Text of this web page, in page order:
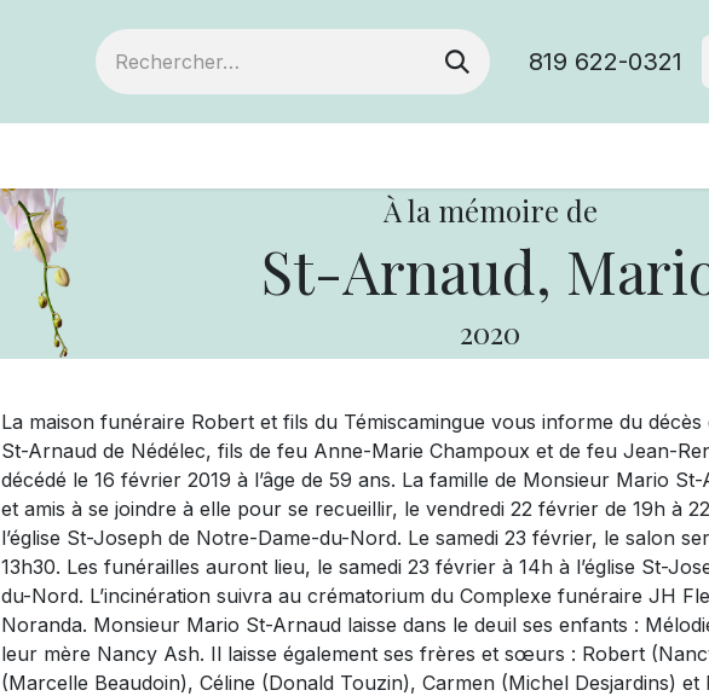
819 622-0321
À la mémoire de
St-Arnaud,
2020
La maison funéraire Robert et fils du Témiscamingue vous informe du
St-Arnaud de Nédélec, fils de feu Anne-Marie Champoux et de feu Jean-
décédé le 16 février 2019 à l’âge de 59 ans. La famille de Monsieur Mario
et amis à se joindre à elle pour se recueillir, le vendredi 22 février de 19h à
l’église St-Joseph de Notre-Dame-du-Nord. Le samedi 23 février, le salon
13h30. Les funérailles auront lieu, le samedi 23 février à 14h à l’église St-
du-Nord. L’incinération suivra au crématorium du Complexe funéraire JH
Noranda. Monsieur Mario St-Arnaud laisse dans le deuil ses enfants :
leur mère Nancy Ash. Il laisse également ses frères et sœurs : Robert
(Marcelle Beaudoin), Céline (Donald Touzin), Carmen (Michel Desjardins) et